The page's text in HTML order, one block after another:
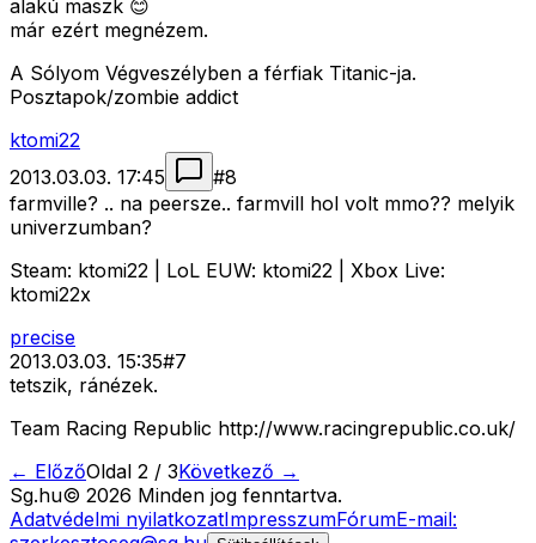
alakú maszk 😊
már ezért megnézem.
A Sólyom Végveszélyben a férfiak Titanic-ja.
Posztapok/zombie addict
ktomi22
2013.03.03. 17:45
#8
farmville? .. na peersze.. farmvill hol volt mmo?? melyik
univerzumban?
Steam: ktomi22 | LoL EUW: ktomi22 | Xbox Live:
ktomi22x
precise
2013.03.03. 15:35#7
tetszik, ránézek.
Team Racing Republic http://www.racingrepublic.co.uk/
← ElőzőOldal 2 / 3Következő →
Sg.hu© 2026 Minden jog fenntartva.
Adatvédelmi nyilatkozatImpresszumFórumE-mail: